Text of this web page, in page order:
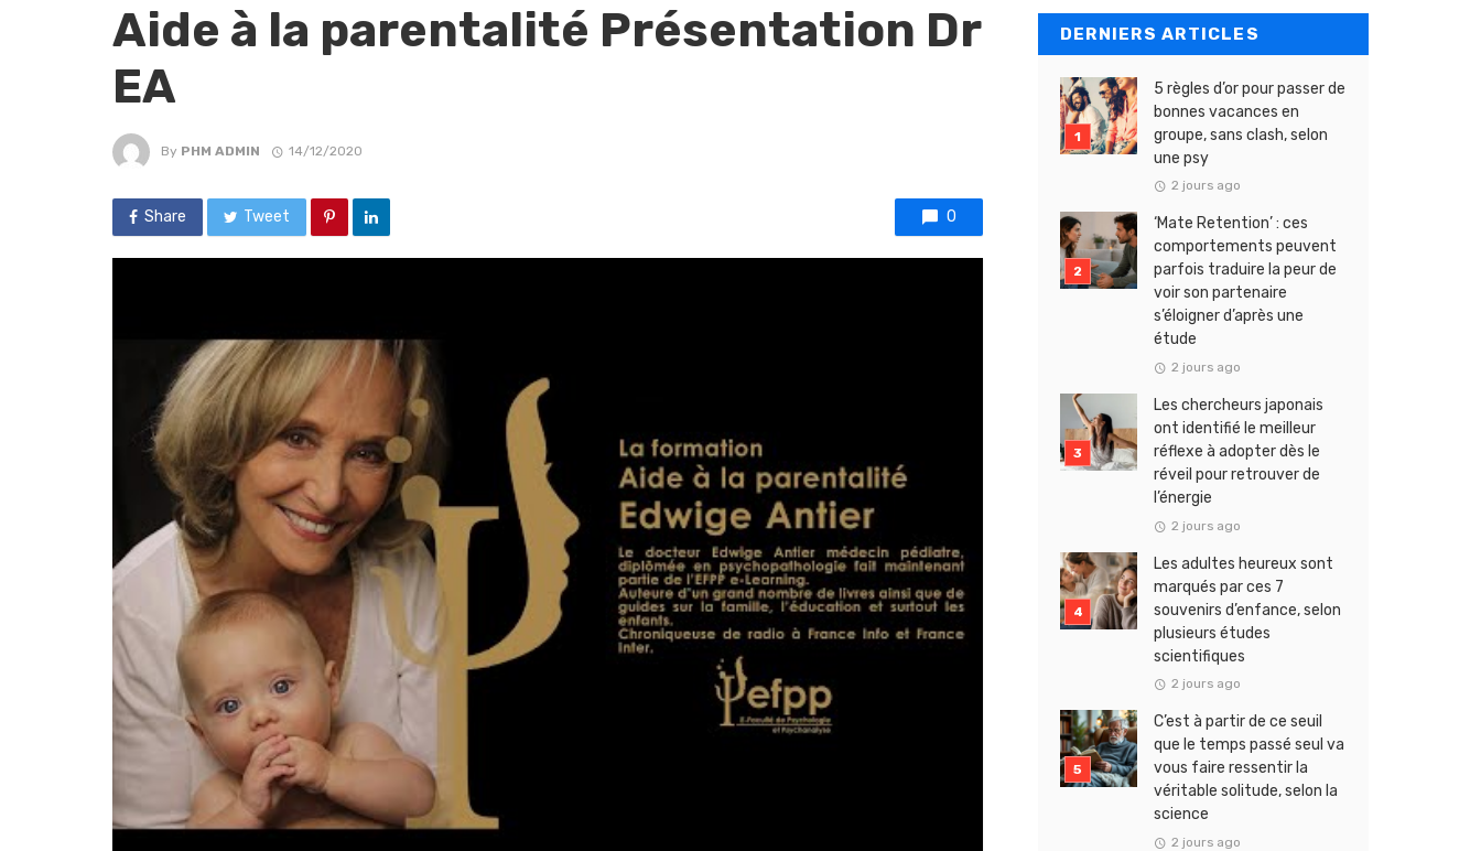
Aide à la parentalité Présentation Dr
EA
By PHM ADMIN 14/12/2020
Share Tweet 0
DERNIERS ARTICLES
5 règles d’or pour passer de
bonnes vacances en
groupe, sans clash, selon
une psy
2 jours ago
‘Mate Retention’ : ces
comportements peuvent
parfois traduire la peur de
voir son partenaire
s’éloigner d’après une
étude
2 jours ago
Les chercheurs japonais
ont identifié le meilleur
réflexe à adopter dès le
réveil pour retrouver de
l’énergie
2 jours ago
Les adultes heureux sont
marqués par ces 7
souvenirs d’enfance, selon
plusieurs études
scientifiques
2 jours ago
C’est à partir de ce seuil
que le temps passé seul va
vous faire ressentir la
véritable solitude, selon la
science
2 jours ago